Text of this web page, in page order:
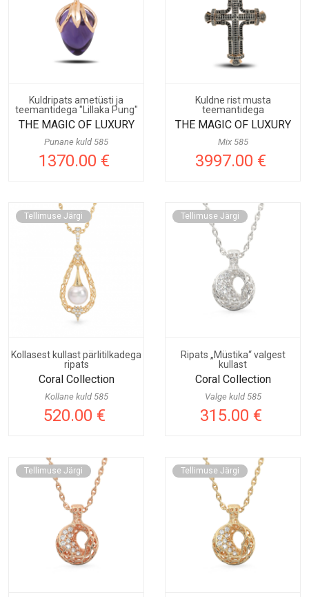
Kuldripats ametüsti ja
teemantidega "Lillaka Pung"
THE MAGIC OF LUXURY
Punane kuld 585
1370.00 €
Kuldne rist musta
teemantidega
THE MAGIC OF LUXURY
Mix 585
3997.00 €
Tellimuse Järgi
Kollasest kullast pärlitilkadega
ripats
Coral Collection
Kollane kuld 585
520.00 €
Tellimuse Järgi
Ripats „Müstika“ valgest
kullast
Coral Collection
Valge kuld 585
315.00 €
Tellimuse Järgi Tellimuse Järgi